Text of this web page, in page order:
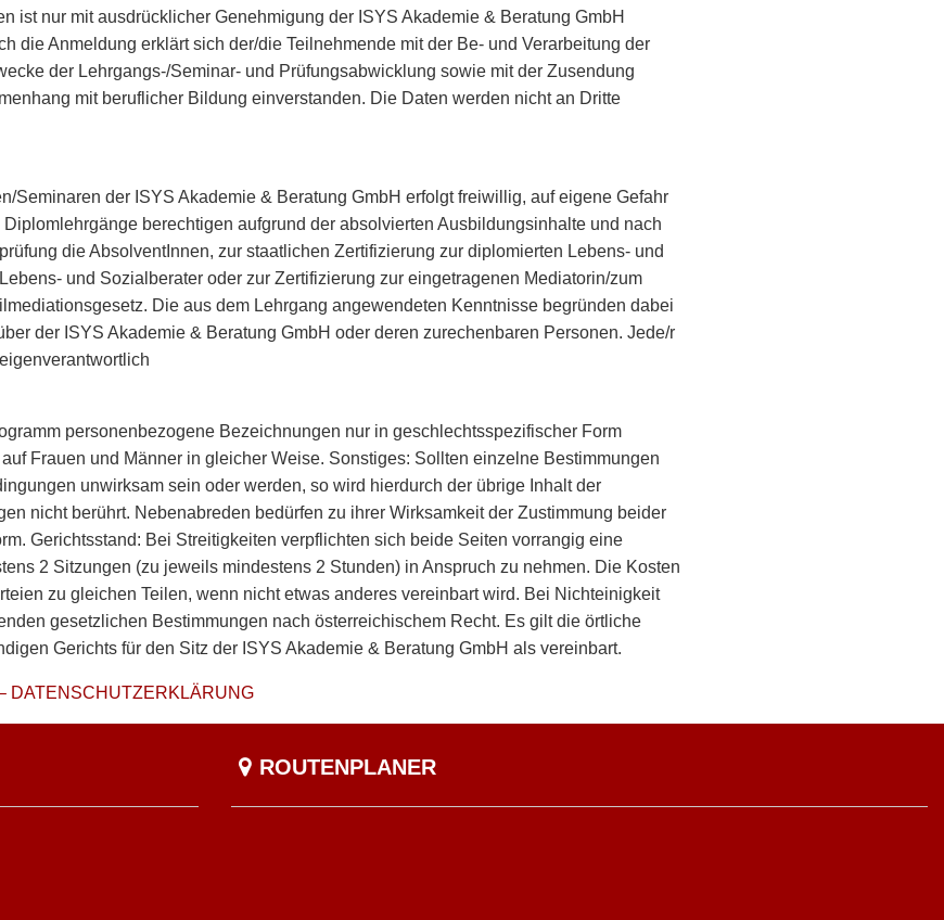
ist nur mit ausdrücklicher Genehmigung der ISYS Akademie & Beratung GmbH
die Anmeldung erklärt sich der/die Teilnehmende mit der Be- und Verarbeitung der
der Lehrgangs-/Seminar- und Prüfungsabwicklung sowie mit der Zusendung
mit beruflicher Bildung einverstanden. Die Daten werden nicht an Dritte
Seminaren der ISYS Akademie & Beratung GmbH erfolgt freiwillig, auf eigene Gefahr
berechtigen aufgrund der absolvierten Ausbildungsinhalte und nach
die AbsolventInnen, zur staatlichen Zertifizierung zur diplomierten Lebens- und
und Sozialberater oder zur Zertifizierung zur eingetragenen Mediatorin/zum
Die aus dem Lehrgang angewendeten Kenntnisse begründen dabei
der ISYS Akademie & Beratung GmbH oder deren zurechenbaren Personen. Jede/r
personenbezogene Bezeichnungen nur in geschlechtsspezifischer Form
Frauen und Männer in gleicher Weise. Sonstiges: Sollten einzelne Bestimmungen
unwirksam sein oder werden, so wird hierdurch der übrige Inhalt der
nicht berührt. Nebenabreden bedürfen zu ihrer Wirksamkeit der Zustimmung beider
Gerichtsstand: Bei Streitigkeiten verpflichten sich beide Seiten vorrangig eine
2 Sitzungen (zu jeweils mindestens 2 Stunden) in Anspruch zu nehmen. Die Kosten
zu gleichen Teilen, wenn nicht etwas anderes vereinbart wird. Bei Nichteinigkeit
gesetzlichen Bestimmungen nach österreichischem Recht. Es gilt die örtliche
Gerichts für den Sitz der ISYS Akademie & Beratung GmbH als vereinbart.
DATENSCHUTZERKLÄRUNG
ROUTENPLANER